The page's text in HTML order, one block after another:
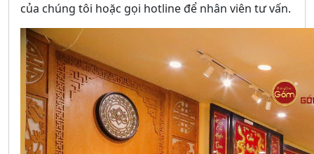
của chúng tôi hoặc gọi hotline để nhân viên tư vấn.